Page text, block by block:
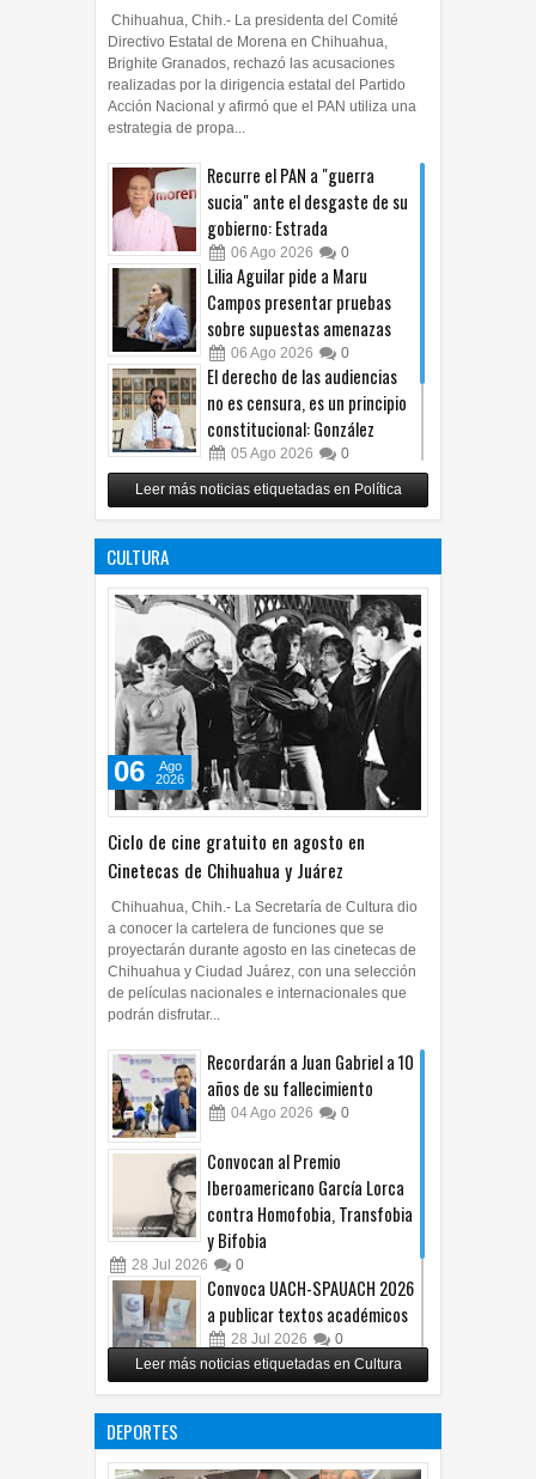
Chihuahua, Chih.- La presidenta del Comité
Directivo Estatal de Morena en Chihuahua,
Brighite Granados, rechazó las acusaciones
realizadas por la dirigencia estatal del Partido
Acción Nacional y afirmó que el PAN utiliza una
estrategia de propa...
Recurre el PAN a "guerra
sucia" ante el desgaste de su
gobierno: Estrada
06 Ago 2026 0
Lilia Aguilar pide a Maru
Campos presentar pruebas
sobre supuestas amenazas
06 Ago 2026 0
El derecho de las audiencias
no es censura, es un principio
constitucional: González
05 Ago 2026 0
Relanza Villalobos programa
de afiliación del PRI en
Leer más noticias etiquetadas en Política
CULTURA
Ciclo de cine gratuito en agosto en
Cinetecas de Chihuahua y Juárez
06
Ago
2026
Chihuahua, Chih.- La Secretaría de Cultura dio
a conocer la cartelera de funciones que se
proyectarán durante agosto en las cinetecas de
Chihuahua y Ciudad Juárez, con una selección
de películas nacionales e internacionales que
podrán disfrutar...
Recordarán a Juan Gabriel a 10
años de su fallecimiento
04Ago 2026 0
Convocan al Premio
Iberoamericano García Lorca
contra Homofobia, Transfobia
y Bifobia
28 Jul 2026 0
Convoca UACH-SPAUACH 2026
a publicar textos académicos
28 Jul 2026 0
Copian proyecto pictórico del
exalcalde Juan Blanco
Leer más noticias etiquetadas en Cultura
DEPORTES